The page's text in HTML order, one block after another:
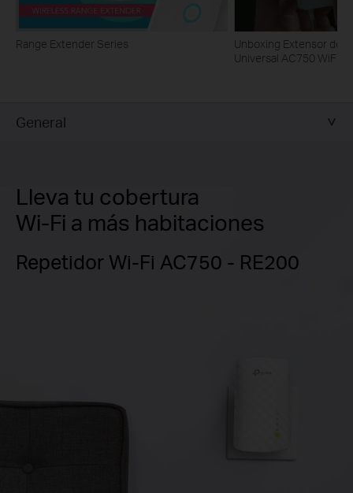
Range Extender Series
Unboxing Extensor de
Universal AC750 WiFi
General
Lleva tu cobertura
Wi-Fi a más habitaciones
Repetidor Wi-Fi AC750 - RE200